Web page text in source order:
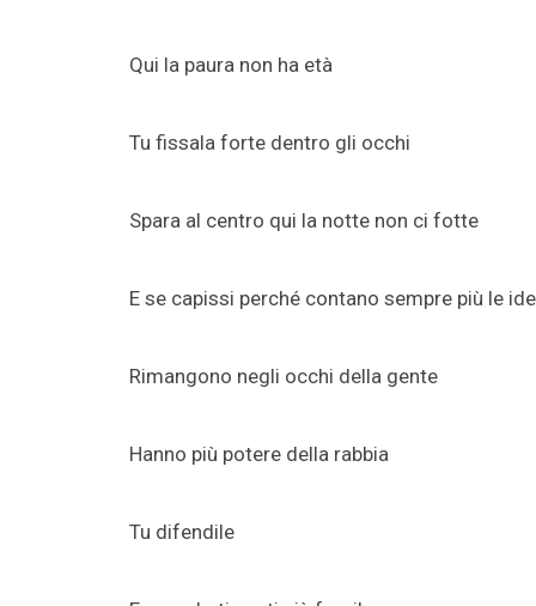
Qui la paura non ha età
Tu fissala forte dentro gli occhi
Spara al centro qui la notte non ci fotte
E se capissi perché contano sempre più le
Rimangono negli occhi della gente
Hanno più potere della rabbia
Tu difendile